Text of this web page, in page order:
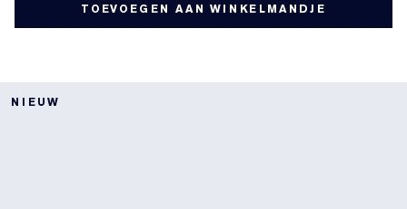
TOEVOEGEN AAN WINKELMANDJE
NIEUW